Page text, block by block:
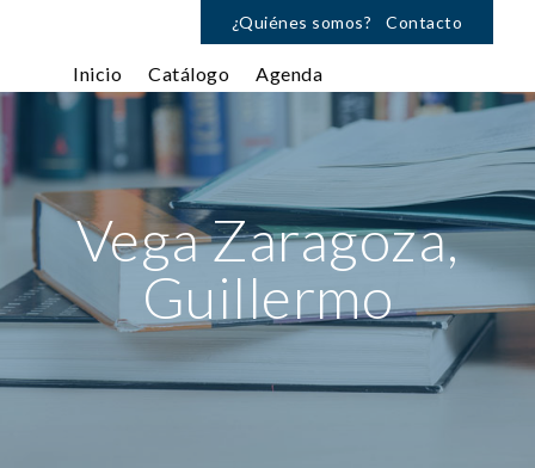
¿Quiénes somos? Contacto
Inicio Catálogo Agenda
Vega Zaragoza,
Guillermo